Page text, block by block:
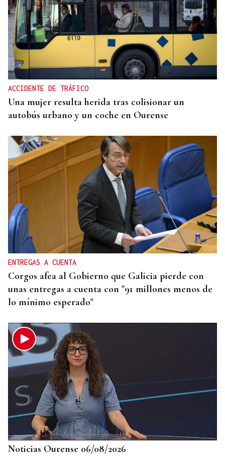
CRISIS MIGRATORIA
La Justicia marroquí procesa a 86 personas por
organizar los cruces irregulares hacia Ceuta
ACCIDENTE DE TRÁFICO
Una mujer resulta herida tras colisionar un
autobús urbano y un coche en Ourense
ENTREGAS A CUENTA
Corgos afea al Gobierno que Galicia pierde con
unas entregas a cuenta con "91 millones menos de
lo mínimo esperado"
Noticias Ourense 06/08/2026